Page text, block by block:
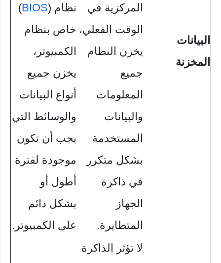
البيانات
المخزنة
المركزية في
الوقت الفعلي،
يخزن النظام
جميع
المعلومات
والبيانات
المستخدمة
بشكل متكرر
في ذاكرة
الجهاز
المتطايرة.
نظام (BIOS
)
خاص بنظام
الكمبيوتر،
يخزن جميع
أنواع البيانات
والوسائط التي
يجب أن تكون
موجودة لفترة
أطول أو
بشكل دائم
على الكمبيوتر.
لا تؤثر الذاكرة